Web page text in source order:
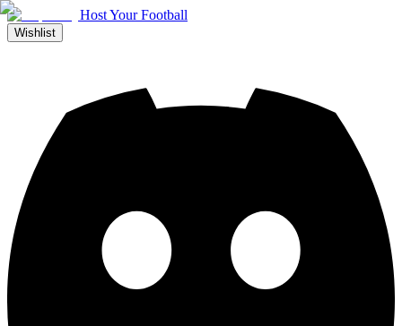
Host Your Football
Wishlist